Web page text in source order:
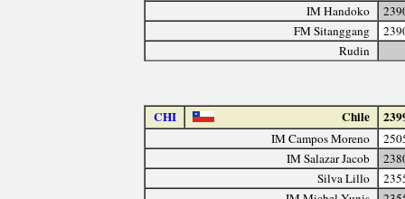
IM Handoko
FM Sitanggang
Rudin
CHI Chile
IM Campos Moreno
IM Salazar Jacob
Silva Lillo